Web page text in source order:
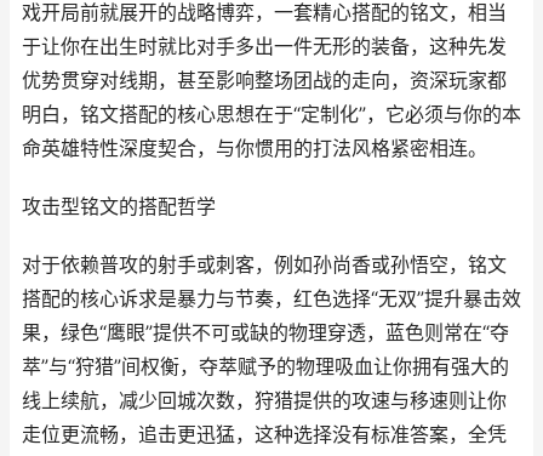
戏开局前就展开的战略博弈，一套精心搭配的铭文，相当
于让你在出生时就比对手多出一件无形的装备，这种先发
优势贯穿对线期，甚至影响整场团战的走向，资深玩家都
明白，铭文搭配的核心思想在于“定制化”，它必须与你的本
命英雄特性深度契合，与你惯用的打法风格紧密相连。
攻击型铭文的搭配哲学
对于依赖普攻的射手或刺客，例如孙尚香或孙悟空，铭文
搭配的核心诉求是暴力与节奏，红色选择“无双”提升暴击效
果，绿色“鹰眼”提供不可或缺的物理穿透，蓝色则常在“夺
萃”与“狩猎”间权衡，夺萃赋予的物理吸血让你拥有强大的
线上续航，减少回城次数，狩猎提供的攻速与移速则让你
走位更流畅，追击更迅猛，这种选择没有标准答案，全凭